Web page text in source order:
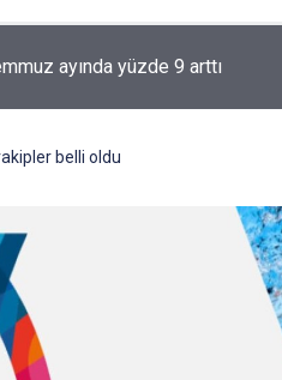
ayında yüzde 9 arttı
belli oldu